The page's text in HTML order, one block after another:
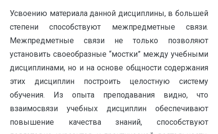
Усвоению материала данной дисциплины, в большей
степени способствуют межпредметные связи.
Межпредметные связи не только позволяют
установить своеобразные “мостки” между учебными
дисциплинами, но и на основе общности содержания
этих дисциплин построить целостную систему
обучения. Из опыта преподавания видно, что
взаимосвязи учебных дисциплин обеспечивают
повышение качества знаний, способствуют